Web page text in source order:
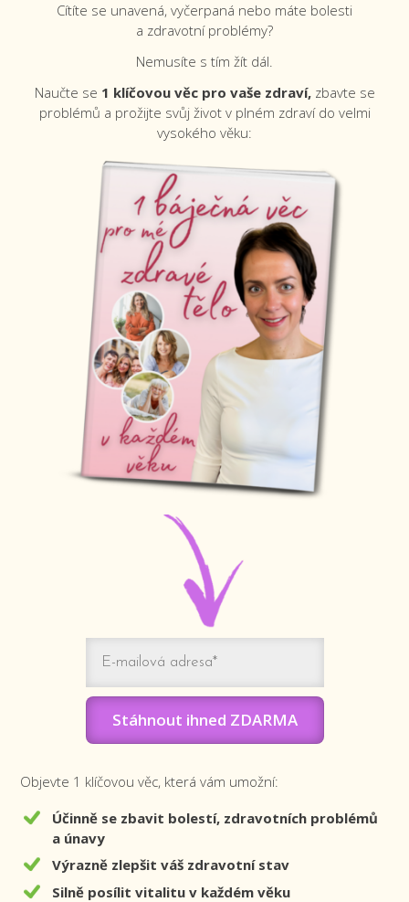
Cítíte se unavená, vyčerpaná nebo máte bolesti
a zdravotní problémy?
Nemusíte s tím žít dál.
Naučte se 1 klíčovou věc pro vaše zdraví,zbavte se
problémů a prožijte svůj život v plném zdraví do velmi
vysokého věku:
Stáhnout ihned ZDARMA
Objevte 1 klíčovou věc, která vám umožní:
Účinně se zbavit bolestí, zdravotních problémů
a únavy
Výrazně zlepšit váš zdravotní stav
Silně posílit vitalitu v každém věku